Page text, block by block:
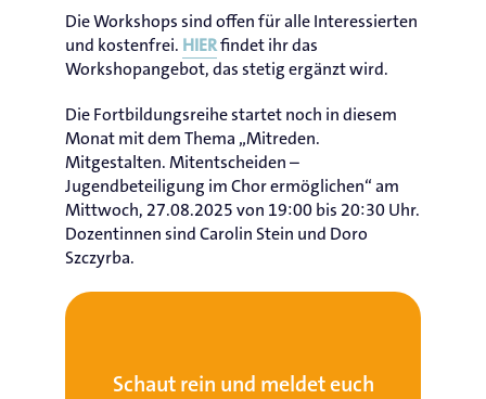
Die Workshops sind offen für alle Interessierten
und kostenfrei. HIERfindet ihr das
Workshopangebot, das stetig ergänzt wird.
Die Fortbildungsreihe startet noch in diesem
Monat mit dem Thema „Mitreden.
Mitgestalten. Mitentscheiden –
Jugendbeteiligung im Chor ermöglichen“ am
Mittwoch, 27.08.2025 von 19:00 bis 20:30 Uhr.
Dozentinnen sind Carolin Stein und Doro
Szczyrba.
Schaut rein und meldet euch